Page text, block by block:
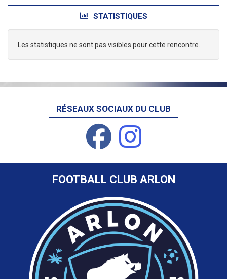
STATISTIQUES
Les statistiques ne sont pas visibles pour cette rencontre.
RÉSEAUX SOCIAUX DU CLUB
FOOTBALL CLUB ARLON